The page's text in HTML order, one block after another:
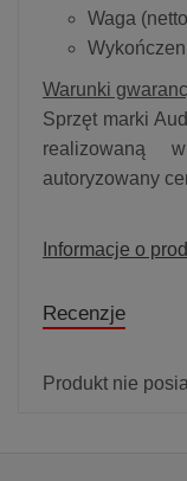
Waga
Warunki
Sprzęt marki
realizowaną
autoryzowany
Informacje o
Recenzje
Produkt nie